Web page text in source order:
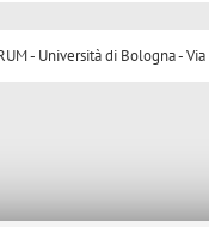
- Università di Bologna -